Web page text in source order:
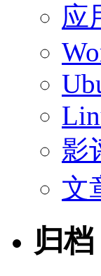
应
影
文
归档